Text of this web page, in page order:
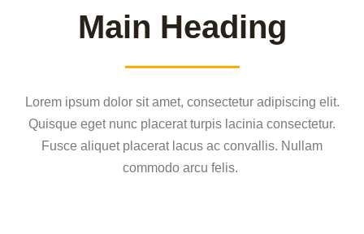
Main Heading
Lorem ipsum dolor sit amet, consectetur adipiscing elit.
Quisque eget nunc placerat turpis lacinia consectetur.
Fusce aliquet placerat lacus ac convallis. Nullam
commodo arcu felis.